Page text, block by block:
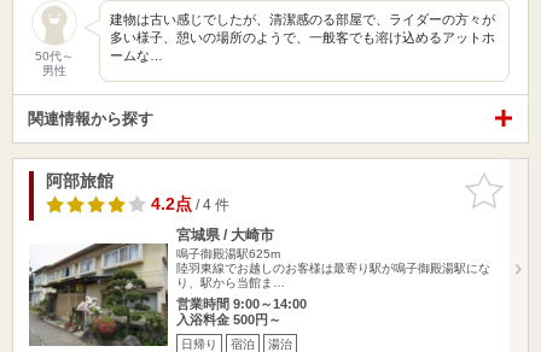
50代～
男性
建物は古い感じでしたが、清潔感のる部屋で、ライダーの方々が
多い様子、憩いの場所のようで、一般客でも溶け込めるアットホ
ームな…
関連情報から探す
お気に入
りに追加
阿部旅館
4.2点/ 4 件
宮城県 / 大崎市
鳴子御殿湯駅625m
陸羽東線でお越しのお客様は最寄り駅が鳴子御殿湯駅にな
り、駅から当館ま…
営業時間 9:00～14:00
入浴料金 500円～
日帰り 宿泊 湯治